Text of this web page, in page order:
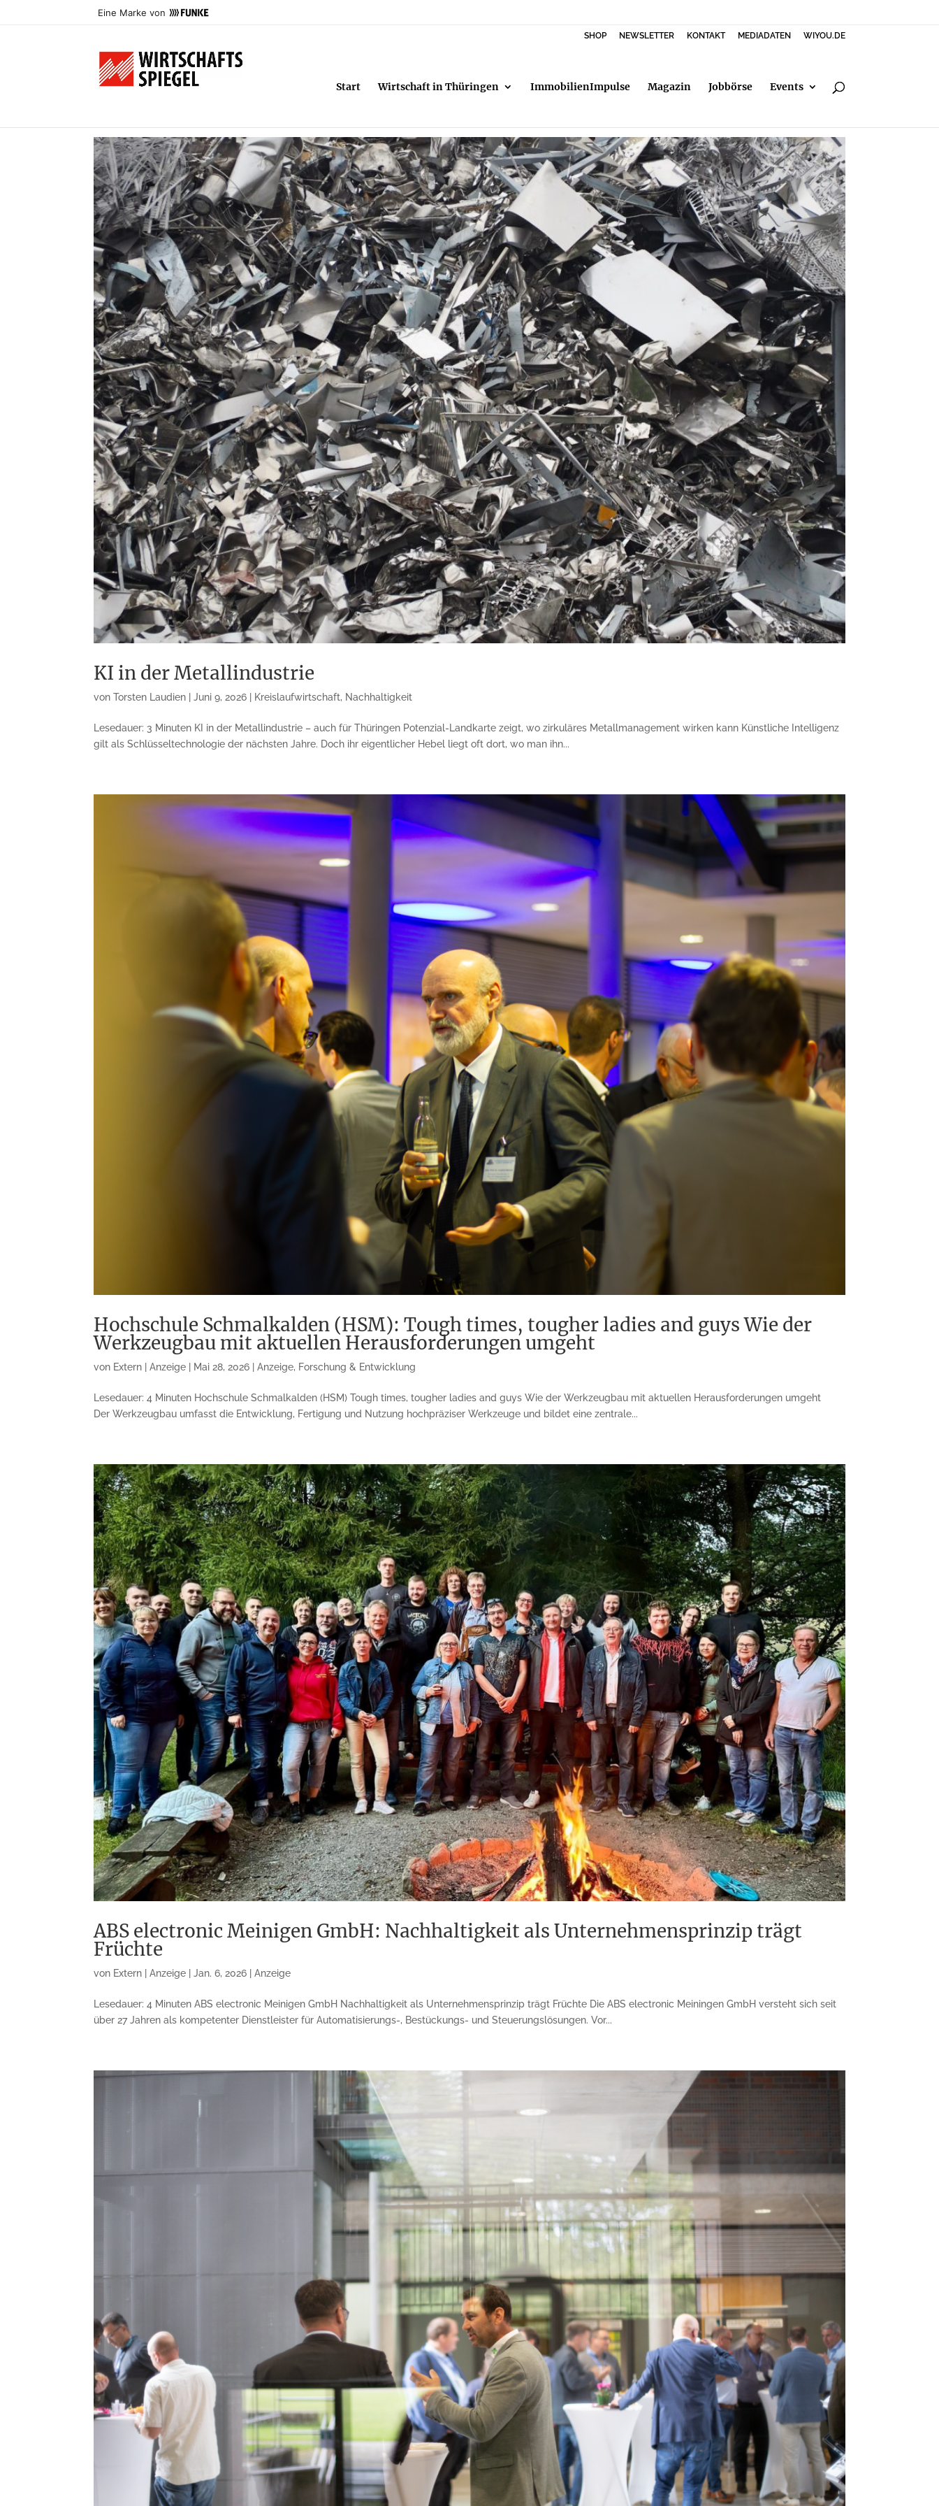
Eine Marke von
SHOP NEWSLETTER KONTAKT MEDIADATEN WIYOU.DE
Start Wirtschaft in Thüringen ImmobilienImpulse Magazin Jobbörse Events
KI in der Metallindustrie
vonTorsten Laudien |Juni 9, 2026 Kreislaufwirtschaft, Nachhaltigkeit
Lesedauer: 3 Minuten KI in der Metallindustrie – auch für Thüringen Potenzial-Landkarte zeigt, wo zirkuläres Metallmanagement wirken kann Künstliche Intelligenz
gilt als Schlüsseltechnologie der nächsten Jahre. Doch ihr eigentlicher Hebel liegt oft dort, wo man ihn...
Hochschule Schmalkalden (HSM): Tough times, tougher ladies and guys Wie der
Werkzeugbau mit aktuellen Herausforderungen umgeht
von Extern | Anzeige Mai 28, 2026 |Anzeige, Forschung & Entwicklung
Lesedauer: 4 Minuten Hochschule Schmalkalden (HSM) Tough times, tougher ladies and guys Wie der Werkzeugbau mit aktuellen Herausforderungen umgeht
Der Werkzeugbau umfasst die Entwicklung, Fertigung und Nutzung hochpräziser Werkzeuge und bildet eine zentrale...
ABS electronic Meinigen GmbH: Nachhaltigkeit als Unternehmensprinzip trägt
Früchte
von Extern | Anzeige |Jan. 6, 2026 |Anzeige
Lesedauer: 4 Minuten ABS electronic Meinigen GmbH Nachhaltigkeit als Unternehmensprinzip trägt Früchte Die ABS electronic Meiningen GmbH versteht sich seit
über 27 Jahren als kompetenter Dienstleister für Automatisierungs-, Bestückungs- und Steuerungslösungen. Vor...